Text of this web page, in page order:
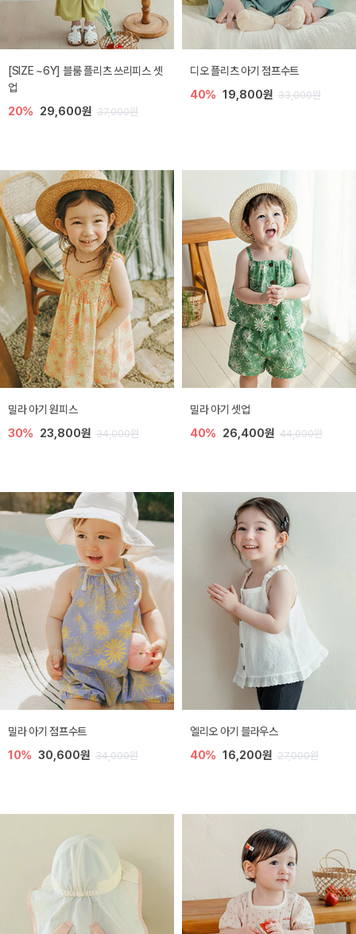
[SIZE ~6Y] 블룸 플리츠 쓰리피스 셋
업
20% 29,600원 37,000원
디오 플리츠 아기 점프수트
40% 19,800원 33,000원
밀라 아기 원피스
30% 23,800원 34,000원
밀라 아기 셋업
40% 26,400원 44,000원
밀라 아기 점프수트
10% 30,600원 34,000원
엘리오 아기 블라우스
40% 16,200원 27,000원